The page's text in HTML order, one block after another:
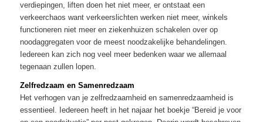
verdiepingen, liften doen het niet meer, er ontstaat een
verkeerchaos want verkeerslichten werken niet meer, winkels
functioneren niet meer en ziekenhuizen schakelen over op
noodaggregaten voor de meest noodzakelijke behandelingen.
Iedereen kan zich nog veel meer bedenken waar we allemaal
tegenaan zullen lopen.
Zelfredzaam en Samenredzaam
Het verhogen van je zelfredzaamheid en samenredzaamheid is
essentieel. Iedereen heeft in het najaar het boekje “Bereid je voor